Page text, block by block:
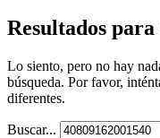
Resultados para
Lo siento, pero no hay
búsqueda. Por favor,
diferentes.
Buscar...